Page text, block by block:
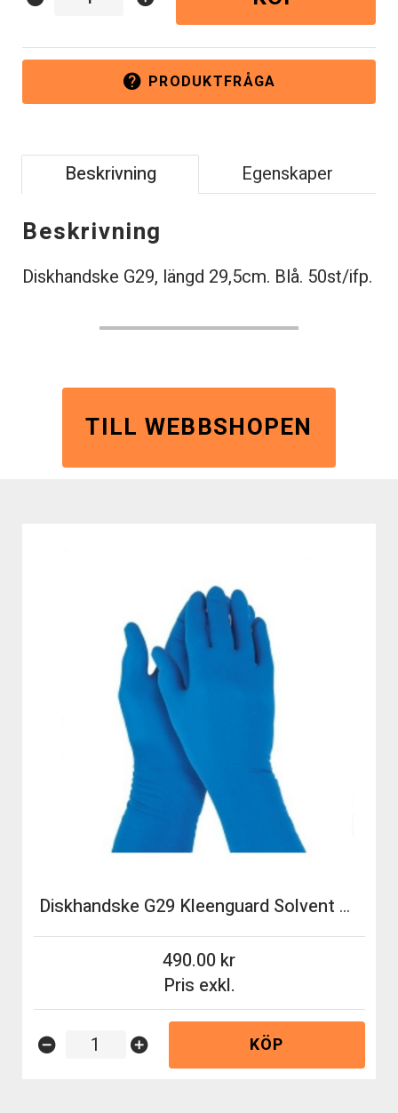
help PRODUKTFRÅGA
Beskrivning Egenskaper
Beskrivning
Diskhandske G29, längd 29,5cm. Blå. 50st/ifp.
TILL WEBBSHOPEN
Diskhandske G29 Kleenguard Solvent Gloves 29,5cm M blå 50st/fp
Pris exkl.
490.00
remove_circle add_circle KÖP